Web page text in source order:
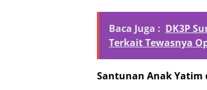
Baca Juga : DK3P
Terkait Tewasnya
Santunan Anak